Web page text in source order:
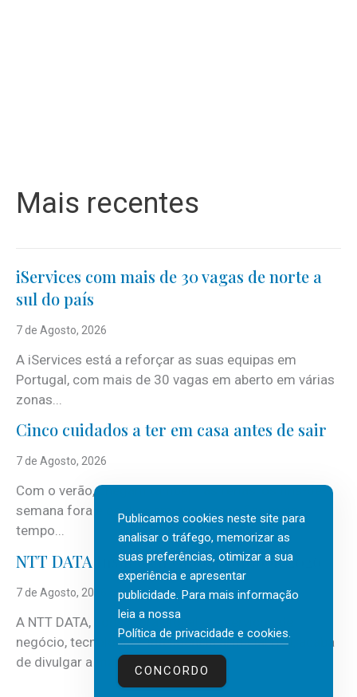
Mais recentes
iServices com mais de 30 vagas de norte a
sul do país
7 de Agosto, 2026
A iServices está a reforçar as suas equipas em
Portugal, com mais de 30 vagas em aberto em várias
zonas...
Cinco cuidados a ter em casa antes de sair
7 de Agosto, 2026
Com o verão, chegam também as férias, os fins-de-
semana fora e os dias em que a casa fica mais
tempo...
NTT DATA Insurtech Global Outlook 2026
7 de Agosto, 2026
A NTT DATA, consultora global em serviços de
negócio, tecnologia e inteligência artificial (IA), acaba
de divulgar a mais recente...
Publicamos cookies neste site para
analisar o tráfego, memorizar as
suas preferências, otimizar a sua
experiência e apresentar
publicidade. Para mais informação
leia a nossa
Política de privacidade e cookies.
CONCORDO